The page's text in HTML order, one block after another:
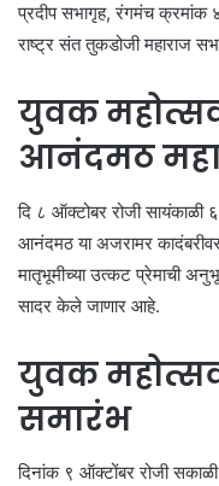
प्रदीप सभागृह, रंगमंच
राष्ट्र संत तुकडोजी महाराज
युवक
आनंदमठ
दि ८ ऑक्टोबर रोजी सायंकाळी
आनंदमठ या अजरामर
मातृभूमीच्या उत्कट प्रेमाची
सादर केले जाणार आहे.
युवक
समारंभ
दिनांक ९ ऑक्टोंबर रोजी